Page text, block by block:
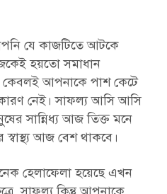
যে কাজটিতে আটকে
হয়তো সমাধান
কেবলই আপনাকে পাশ কেটে
নেই। সাফল্য আসি আসি
সান্নিধ্য আজ তিক্ত মনে
আজ বেশ থাকবে।
হেলাফেলা হয়েছে এখন